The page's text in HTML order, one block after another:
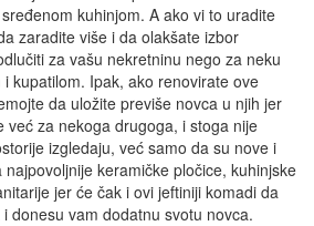
kuhinjom. A ako vi to uradite
zaradite više i da olakšate izbor
za vašu nekretninu nego za neku
kupatilom. Ipak, ako renovirate ove
da uložite previše novca u njih jer
već za nekoga drugoga, i stoga nije
izgledaju, već samo da su nove i
keramičke pločice, kuhinjske
jer će čak i ovi jeftiniji komadi da
donesu vam dodatnu svotu novca.